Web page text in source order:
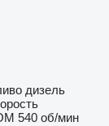
дизель
540 об/мин